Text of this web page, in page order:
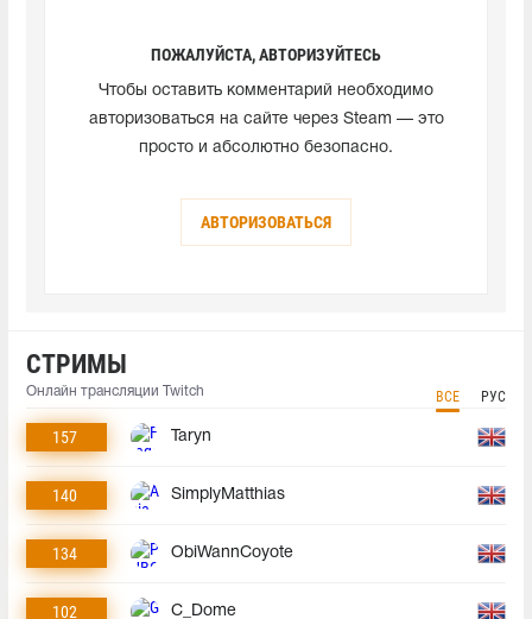
ПОЖАЛУЙСТА, АВТОРИЗУЙТЕСЬ
Чтобы оставить комментарий необходимо
авторизоваться на сайте через Steam — это
просто и абсолютно безопасно.
АВТОРИЗОВАТЬСЯ
СТРИМЫ
Онлайн трансляции Twitch ВСЕ РУС
157 Taryn
140 SimplyMatthias
134 ObiWannCoyote
102 C_Dome